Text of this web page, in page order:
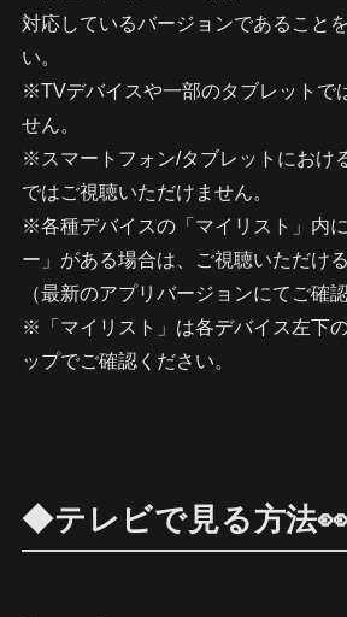
対応しているバージョンであること
い。
※TVデバイスや一部のタブレットで
せん。
※スマートフォン/タブレットにおけ
ではご視聴いただけません。
※各種デバイスの「マイリスト」内
ー」がある場合は、ご視聴いただけ
（最新のアプリバージョンにてご確
※「マイリスト」は各デバイス左下
ップでご確認ください。
◆テレビで見る方法👀